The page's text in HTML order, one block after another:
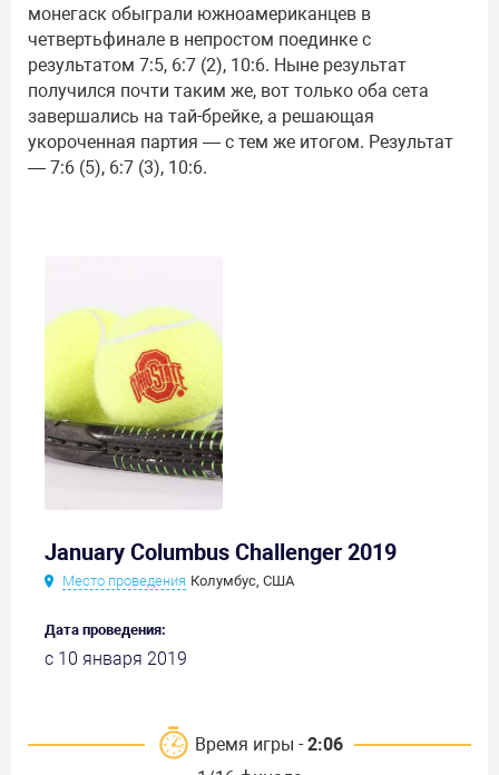
монегаск обыграли южноамериканцев в
четвертьфинале в непростом поединке с
результатом 7:5, 6:7 (2), 10:6. Ныне результат
получился почти таким же, вот только оба сета
завершались на тай-брейке, а решающая
укороченная партия — с тем же итогом. Результат
— 7:6 (5), 6:7 (3), 10:6.
January Columbus Challenger 2019
Место проведения Колумбус, США
Дата проведения:
с 10 января 2019
Время игры - 2:06